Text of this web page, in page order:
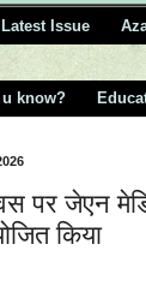
Latest Issue
u know?
पर जेएन
किया